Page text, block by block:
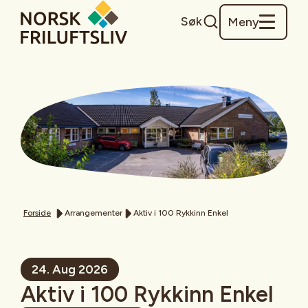
Søk Meny
Forside Arrangementer Aktiv i 100 Rykkinn Enkel
24. Aug 2026
Aktiv i 100 Rykkinn Enkel